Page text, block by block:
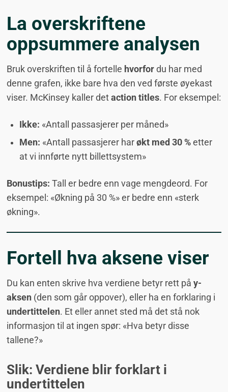
La overskriftene
oppsummere analysen
Bruk overskriften til å fortelle hvorfor du har med
denne grafen, ikke bare hva den ved første øyekast
viser. McKinsey kaller det action titles. For eksempel:
Ikke: «Antall passasjerer per måned»
Men: «Antall passasjerer har økt med 30 %etter
at vi innførte nytt billettsystem»
Bonustips: Tall er bedre enn vage mengdeord. For
eksempel: «Økning på 30 %» er bedre enn «sterk
økning».
Fortell hva aksene viser
Du kan enten skrive hva verdiene betyr rett på y-
aksen (den som går oppover), eller ha en forklaring i
undertittelen. Et eller annet sted må det stå nok
informasjon til at ingen spør: «Hva betyr disse
tallene?»
Slik: Verdiene blir forklart i
undertittelen